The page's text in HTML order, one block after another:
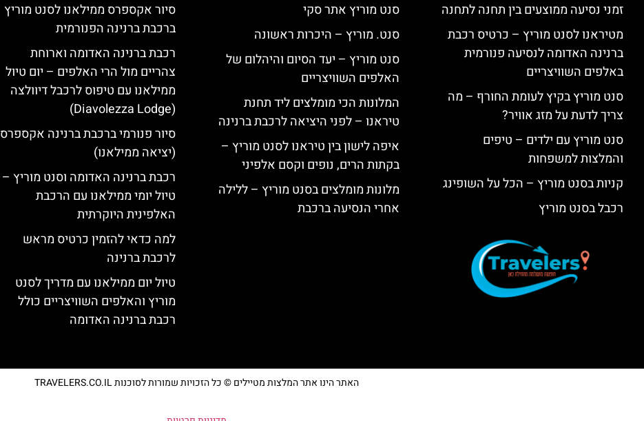
זמני נסיעה ממוצעים בין תחנה לתחנה
מטיראנו לסנט מוריץ – כרטיס רכבת
ברנינה האדומה לנסיעה פנורמית
באלפים השוויצריים
סנט מוריץ בקיץ לעומת החורף – מה
צריך לדעת על מזג אוויר?
סנט מוריץ עם ילדים – טיפים
והמלצות למשפחות
קניות בסנט מוריץ – הכל על השופינג
רכבל בסנט מוריץ
סנט מוריץ אתר סקי
סנט. מוריץ – היכרות ראשונה
סנט מוריץ – יעד הסיום והיהלום של
האלפים השוויצריים
המלונות הכי מומלצים ליד תחנת
טיראנו – לפני היציאה לרכבת ברנינה
איפה לישון בין טיראנו לסנט מוריץ –
בקתות הרים, נופים וקסם אלפיני
מלונות מומלצים בסנט מוריץ – ללילה
אחרי הנסיעה ברכבת
סיור אקספרס ממילאנו לסנט מוריץ
ברכבת ברנינה הפנורמית
רכבת ברנינה האדומה וארוחת
צהריים מול הרי האלפים – יום טיול
ממילאנו עם טיפוס לרכבל דיוולצה
(Diavolezza Lodge)
סיור פנורמי ברכבת ברנינה אקספרס
(יציאה ממילאנו)
רכבת ברנינה האדומה וסנט מוריץ –
טיול יומי ממילאנו עם הרכבת
האלפינית היוקרתית
למה כדאי להזמין כרטיס מראש
לרכבת ברנינה
טיול יום ממילאנו עם מדריך לסנט
מוריץ והאלפים השוויצריים כולל
רכבת ברנינה האדומה
האתר הינו אתר המלצות מטיילים © כל הזכויות שמורות לסוכנות TRAVELERS.CO.IL